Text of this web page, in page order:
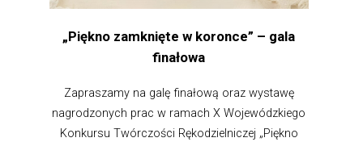
„Piękno zamknięte w koronce” – gala
finałowa
Zapraszamy na galę finałową oraz wystawę
nagrodzonych prac w ramach X Wojewódzkiego
Konkursu Twórczości Rękodzielniczej „Piękno